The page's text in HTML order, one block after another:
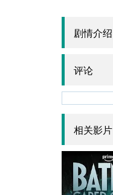
剧情介绍
评论
相关影片